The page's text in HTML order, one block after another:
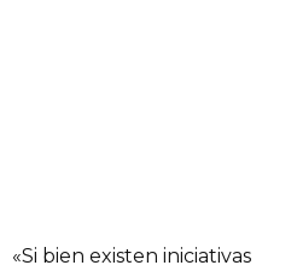
«Si bien existen iniciativas